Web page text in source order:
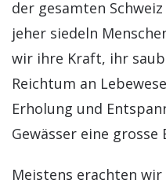
der gesamten
jeher siedeln
wir ihre Kraft, ihr
Reichtum an
Erholung und
Gewässer eine grosse
Meistens erachten wir